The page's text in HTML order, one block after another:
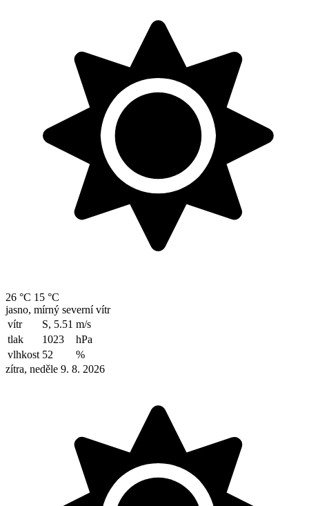
26 °C 15 °C
jasno, mírný severní vítr
vítr
S, 5.51 m/s
tlak
1023
hPa
vlhkost 52
%
zítra, neděle 9. 8. 2026